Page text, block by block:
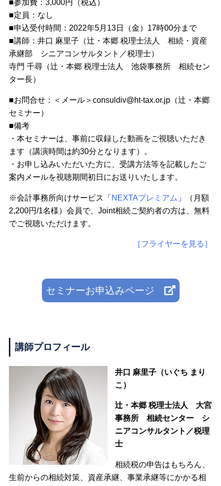
■参加費：3,000円（税込）
■定員：なし
■申込受付時間：2022年5月13日（金）17時00分まで
■講師：井口 麻里子（辻・本郷 税理士法人 相続・資産
承継部 シニアコンサルタント／税理士）
寺門 千尋（辻・本郷 税理士法人 池袋事務所 相続セン
ター長）
■お問合せ：＜メール＞consuldiv@ht-tax.or.jp（辻・本郷
セミナー）
■備考
・本セミナーは、事前に収録した動画をご視聴いただき
ます（講演時間は約30分となります）。
・お申し込みいただいた方に、受講方法等を記載したご
案内メールを視聴期間初日にお送りいたします。
※会計事務所向けサービス「 NEXTAプレミアム 」（月額
2,200円/1名様）会員で、Joint相続ご契約者の方は、無料
でご視聴いただけます。
［フライヤーを見る］
セミナーお申込みページ
講師プロフィール
井口 麻里子（いぐち まり
こ）
辻・本郷 税理士法人 大宮
事務所 相続センター シ
ニアコンサルタント／税理
士
相続税の申告はもちろん、
生前からの相続対策、資産承継、事業承継等にかかる相